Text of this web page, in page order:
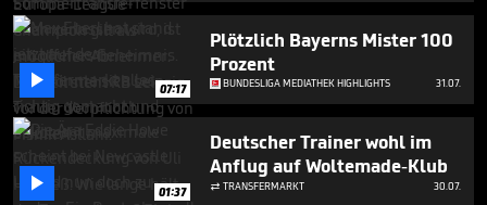
 07:17
Plötzlich Bayerns Mister 100
Prozent
BUNDESLIGA MEDIATHEK HIGHLIGHTS 31.07.
 01:37
Deutscher Trainer wohl im
Anflug auf Woltemade-Klub
 TRANSFERMARKT 30.07.